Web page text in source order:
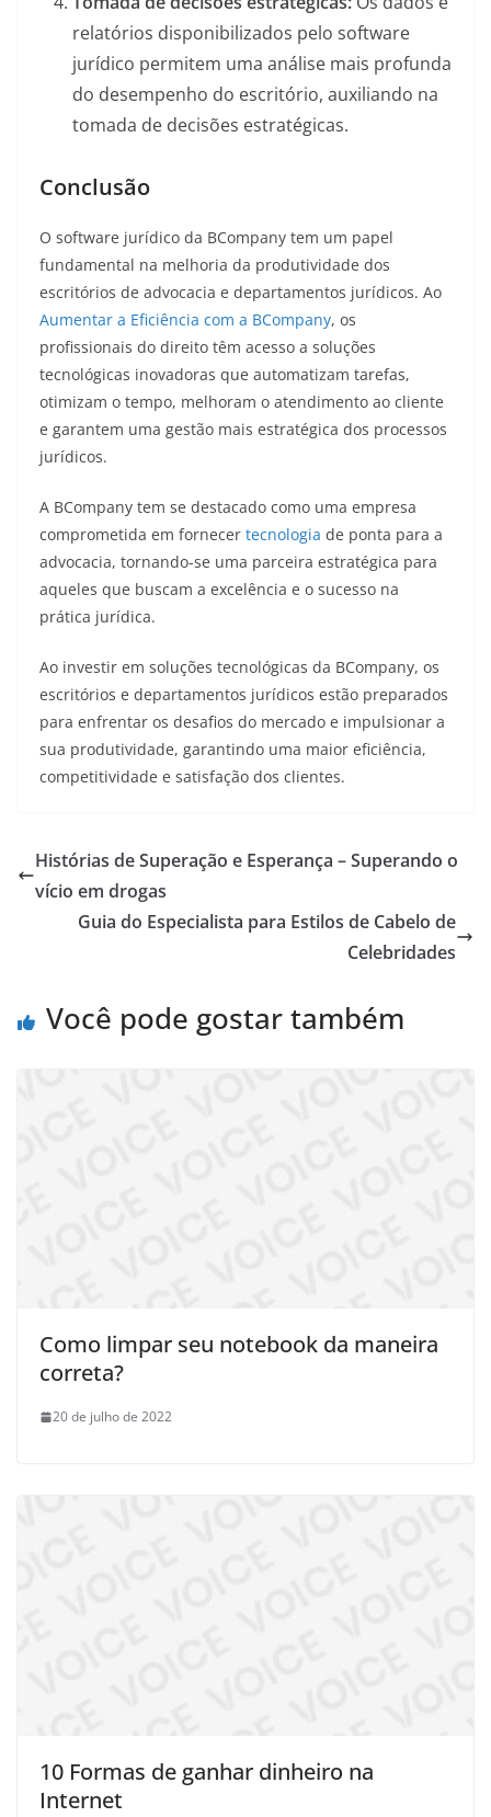
relatórios disponibilizados pelo software
jurídico permitem uma análise mais profunda
do desempenho do escritório, auxiliando na
tomada de decisões estratégicas.
Conclusão
O software jurídico da BCompany tem um papel
fundamental na melhoria da produtividade dos
escritórios de advocacia e departamentos jurídicos. Ao
Aumentar a Eficiência com a BCompany, os
profissionais do direito têm acesso a soluções
tecnológicas inovadoras que automatizam tarefas,
otimizam o tempo, melhoram o atendimento ao cliente
e garantem uma gestão mais estratégica dos processos
jurídicos.
A BCompany tem se destacado como uma empresa
comprometida em fornecer tecnologia de ponta para a
advocacia, tornando-se uma parceira estratégica para
aqueles que buscam a excelência e o sucesso na
prática jurídica.
Ao investir em soluções tecnológicas da BCompany, os
escritórios e departamentos jurídicos estão preparados
para enfrentar os desafios do mercado e impulsionar a
sua produtividade, garantindo uma maior eficiência,
competitividade e satisfação dos clientes.
Histórias de Superação e Esperança – Superando o
vício em drogas
Guia do Especialista para Estilos de Cabelo de
Celebridades
Você pode gostar também
Como limpar seu notebook da maneira
correta?
20 de julho de 2022
10 Formas de ganhar dinheiro na
Internet